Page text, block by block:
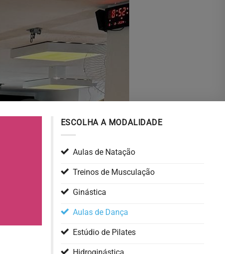
ESCOLHA A MODALIDADE
Aulas de Natação
Treinos de Musculação
Ginástica
Aulas de Dança
Estúdio de Pilates